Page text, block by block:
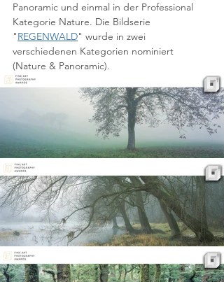
Panoramic und einmal in der Professional
Kategorie Nature. Die Bildserie
"REGENWALD" wurde in zwei
verschiedenen Kategorien nominiert
(Nature & Panoramic).